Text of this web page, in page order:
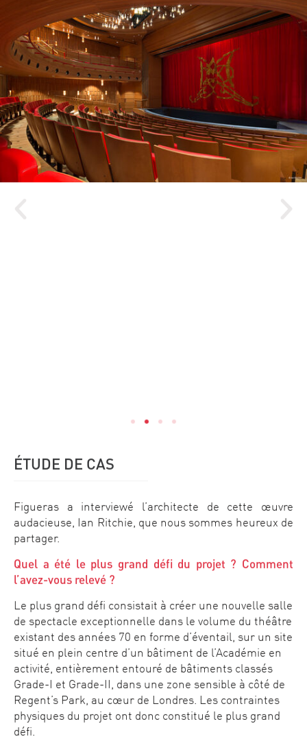
ÉTUDE DE CAS
Figueras a interviewé l’architecte de cette œuvre
audacieuse, Ian Ritchie, que nous sommes heureux de
partager.
Quel a été le plus grand défi du projet ? Comment
l’avez-vous relevé ?
Le plus grand défi consistait à créer une nouvelle salle
de spectacle exceptionnelle dans le volume du théâtre
existant des années 70 en forme d’éventail, sur un site
situé en plein centre d’un bâtiment de l’Académie en
activité, entièrement entouré de bâtiments classés
Grade-I et Grade-II, dans une zone sensible à côté de
Regent’s Park, au cœur de Londres. Les contraintes
physiques du projet ont donc constitué le plus grand
défi.